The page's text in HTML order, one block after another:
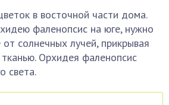
в восточной части дома.
фаленопсис на юге, нужно
солнечных лучей, прикрывая
Орхидея фаленопсис
света.